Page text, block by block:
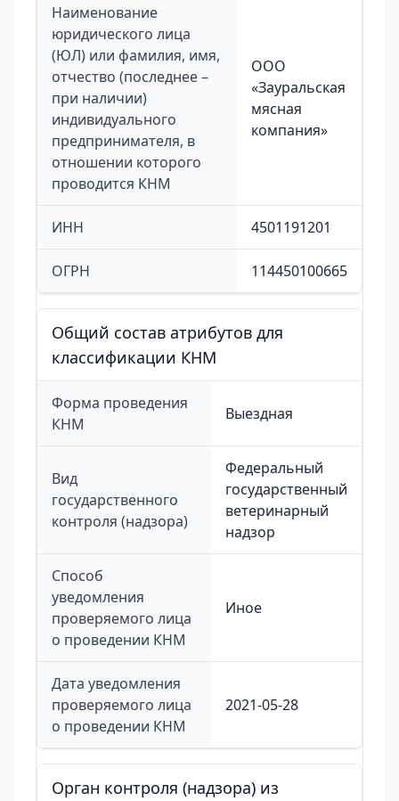
Наименование
юридического лица
(ЮЛ) или фамилия, имя,
отчество (последнее –
при наличии)
индивидуального
предпринимателя, в
отношении которого
проводится КНМ
ООО
«Зауральская
мясная
компания»
ИНН 4501191201
ОГРН 114450100665
Общий состав атрибутов для
классификации КНМ
Форма проведения
КНМ
Выездная
Вид
государственного
контроля (надзора)
Федеральный
государственный
ветеринарный
надзор
Способ
уведомления
проверяемого лица
о проведении КНМ
Иное
Дата уведомления
проверяемого лица
о проведении КНМ
2021-05-28
Орган контроля (надзора) из